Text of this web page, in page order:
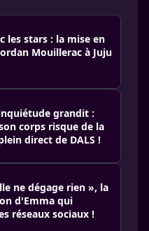
les stars : la mise en
Mouillerac à Juju
grandit :
corps risque de la
direct de DALS !
ne dégage rien », la
d'Emma qui
réseaux sociaux !